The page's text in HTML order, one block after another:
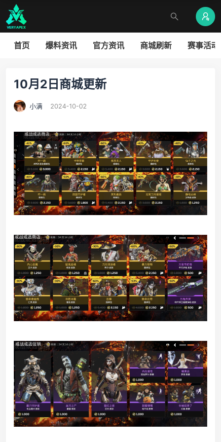
首页 爆料资讯 官方资讯 商城刷新 赛事活动
10月2日商城更新
小满 2024-10-02